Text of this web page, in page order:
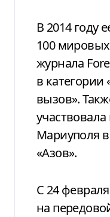
В 2014 году
100
журнала
в категории
вызов».
Мариуполя
«Азов».
С 24
на